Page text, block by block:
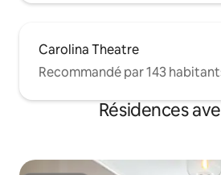
Carolina Theatre
Recommandé par 143
Résidences